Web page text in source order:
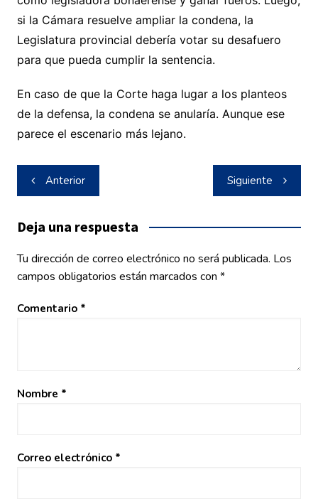
si la Cámara resuelve ampliar la condena, la
Legislatura provincial debería votar su desafuero
para que pueda cumplir la sentencia.
En caso de que la Corte haga lugar a los planteos
de la defensa, la condena se anularía. Aunque ese
parece el escenario más lejano.
Navegación
de
entradas
Anterior Siguiente
Deja una respuesta
Tu dirección de correo electrónico no será publicada. Los
campos obligatorios están marcados con *
Comentario *
Nombre *
Correo electrónico *